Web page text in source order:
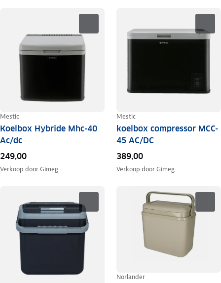
Mestic
Koelbox Hybride Mhc-40
Ac/dc
249,00
Verkoop doorGimeg
Mestic
koelbox compressor MCC-
45 AC/DC
389,00
Verkoop doorGimeg
Norlander